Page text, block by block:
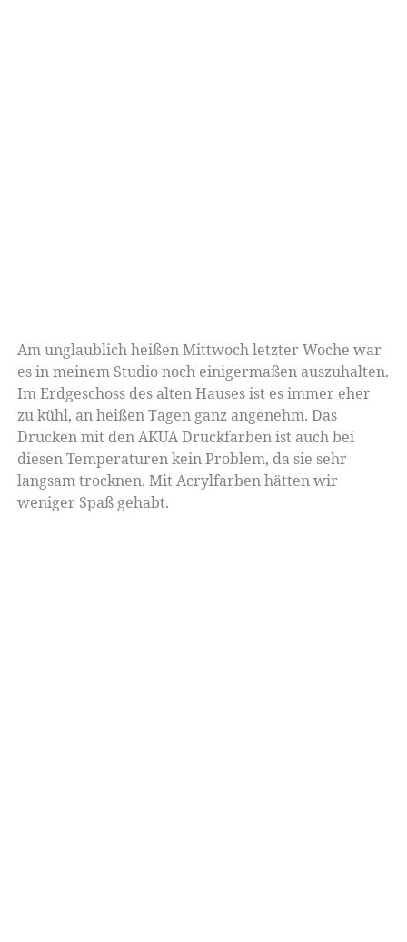
Am unglaublich heißen Mittwoch letzter Woche war
es in meinem Studio noch einigermaßen auszuhalten.
Im Erdgeschoss des alten Hauses ist es immer eher
zu kühl, an heißen Tagen ganz angenehm. Das
Drucken mit den AKUA Druckfarben ist auch bei
diesen Temperaturen kein Problem, da sie sehr
langsam trocknen. Mit Acrylfarben hätten wir
weniger Spaß gehabt.